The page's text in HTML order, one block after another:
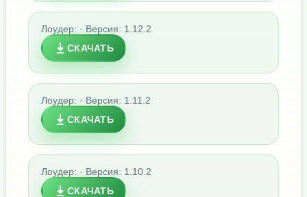
Лоудер: · Версия: 1.12.2
СКАЧАТЬ
Лоудер: · Версия: 1.11.2
СКАЧАТЬ
Лоудер: · Версия: 1.10.2
СКАЧАТЬ